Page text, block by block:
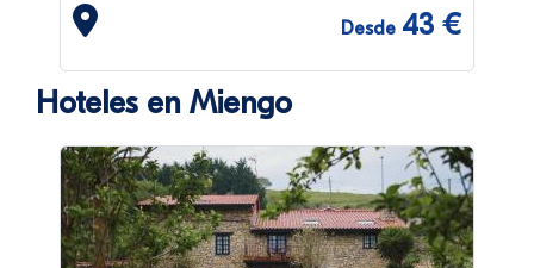
Desde 43 €
Hoteles en Miengo